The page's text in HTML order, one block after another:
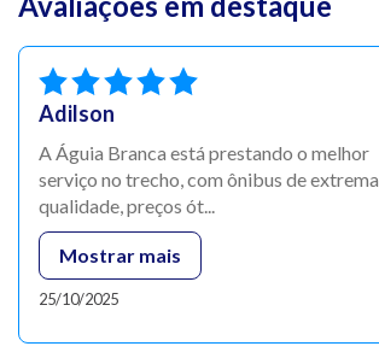
Adilson
A Águia Branca está prestando o melhor
serviço no trecho, com ônibus de extrema
qualidade, preços ót...
Mostrar mais
25/10/2025